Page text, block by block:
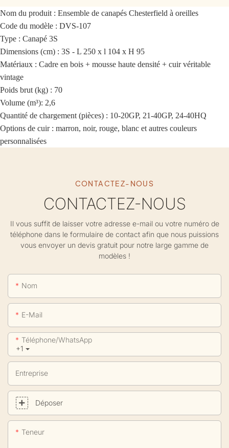
Nom du produit : Ensemble de canapés Chesterfield à oreilles
Code du modèle : DVS-107
Type : Canapé 3S
Dimensions (cm) : 3S - L 250 x l 104 x H 95
Matériaux : Cadre en bois + mousse haute densité + cuir véritable
vintage
Poids brut (kg) : 70
Volume (m³): 2,6
Quantité de chargement (pièces) : 10-20GP, 21-40GP, 24-40HQ
Options de cuir : marron, noir, rouge, blanc et autres couleurs
personnalisées
CONTACTEZ-NOUS
CONTACTEZ-NOUS
Il vous suffit de laisser votre adresse e-mail ou votre numéro de
téléphone dans le formulaire de contact afin que nous puissions
vous envoyer un devis gratuit pour notre large gamme de
modèles !
Nom
E-Mail
+1
Téléphone/WhatsApp
Entreprise
Déposer
Teneur